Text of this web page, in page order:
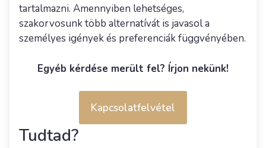
tartalmazni. Amennyiben lehetséges,
szakorvosunk több alternatívát is javasol a
személyes igények és preferenciák függvényében.
Egyéb kérdése merült fel? Írjon nekünk!
Kapcsolatfelvétel
Tudtad?